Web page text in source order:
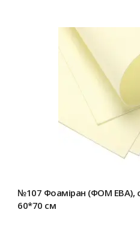
Ціну вказано за 1 лист.
№107 Фоаміран (ФОМ ЕВА),
60*70 см